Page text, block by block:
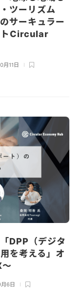
ツーリズム
サーキュラー
トCircular
月11日
DPP（デジタ
を考える」オ
6日